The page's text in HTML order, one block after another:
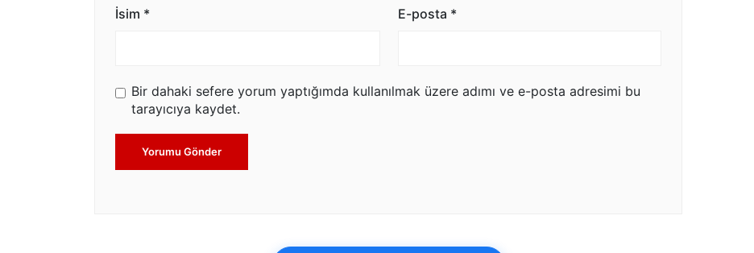
İsim * E-posta *
Bir dahaki sefere yorum yaptığımda kullanılmak üzere adımı ve e-posta adresimi bu
tarayıcıya kaydet.
Yorumu Gönder